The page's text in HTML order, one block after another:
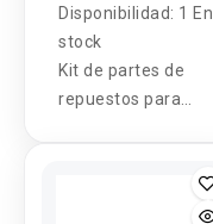
Disponibilidad: 1 En
stock
Kit de partes de
repuestos para